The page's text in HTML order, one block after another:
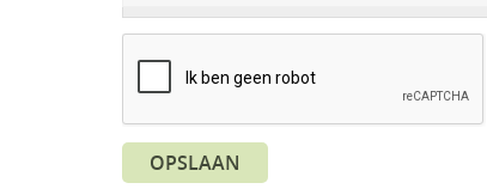
OPSLAAN